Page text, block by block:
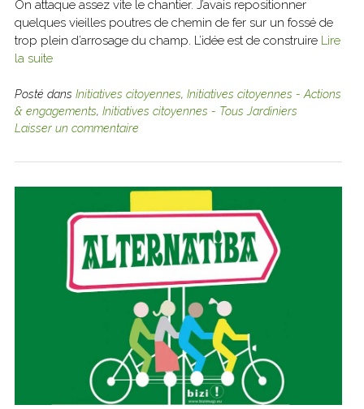
On attaque assez vite le chantier. J’avais repositionner
quelques vieilles poutres de chemin de fer sur un fossé de
trop plein d’arrosage du champ. L’idée est de construire Lire
la suite
Posté dans Initiatives citoyennes, Initiatives citoyennes - Actions
& engagements, Initiatives citoyennes - Tous Jardiniers
Laisser un commentaire